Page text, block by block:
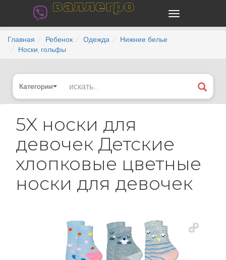
валлегро
Главная Ребенок Одежда
Нижнее белье
Носки, гольфы
Категории
5X носки для
девочек Детские
хлопковые цветные
носки для девочек